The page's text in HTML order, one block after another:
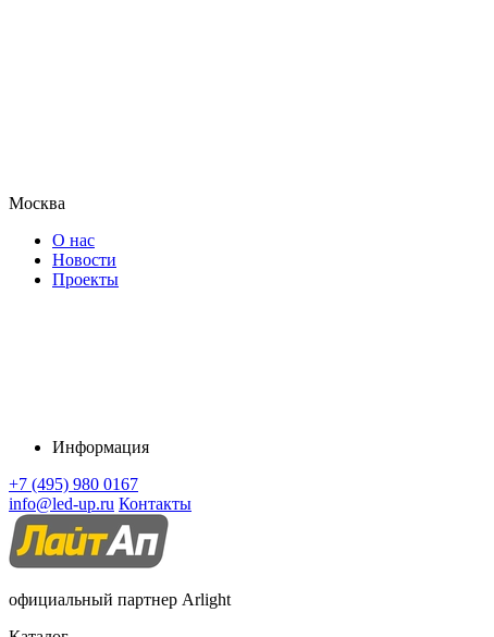
Москва
О нас
Новости
Проекты
Информация
+7 (495) 980 0167
info@led-up.ru Контакты
официальный партнер Arlight